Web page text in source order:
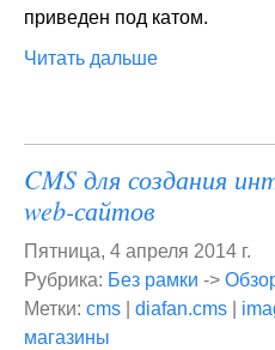
приведен под катом.
Читать дальше
CMS для создания
web-сайтов
Пятница, 4 апреля 2014 г.
Рубрика: Без рамки ->
Метки: cms diafan.cms
магазины